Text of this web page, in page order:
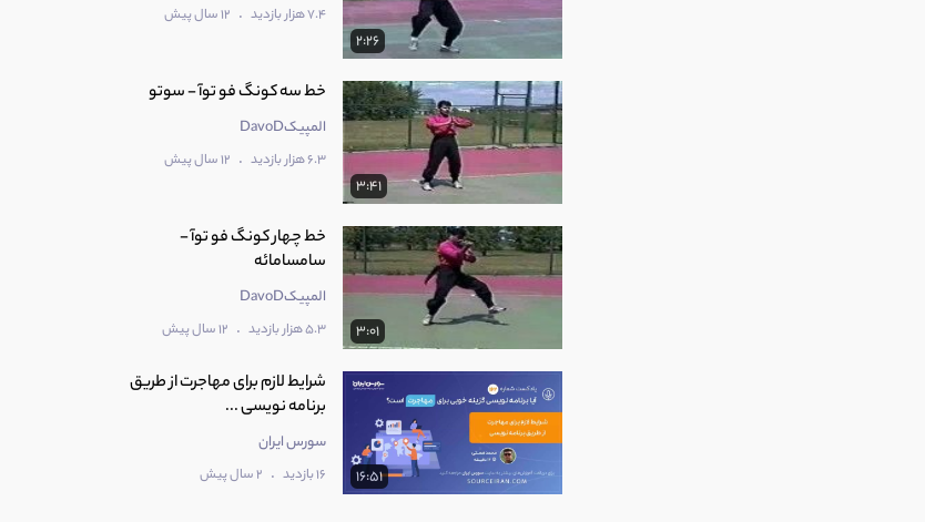
2:26
7.4 هزار بازدید . 12 سال پیش
3:41
خط سه کونگ فو توآ - سوتو
المپیکDavoD
6.3 هزار بازدید . 12 سال پیش
3:01
خط چهار کونگ فو توآ -
سامسامائه
المپیکDavoD
5.3 هزار بازدید . 12 سال پیش
16:51
شرایط لازم برای مهاجرت از طریق
برنامه نویسی ...
سورس ایران
16 بازدید . 2 سال پیش